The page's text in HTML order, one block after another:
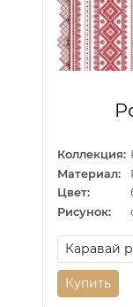
Коллекция:
Материал:
Цвет:
Рисунок:
Купить